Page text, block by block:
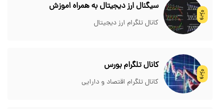
ویژه
سیگنال ارز دیجیتال به همراه اموزش
کانال تلگرام ارز دیجیتال
ویژه
کانال تلگرام بورس
کانال تلگرام اقتصاد و دارایی